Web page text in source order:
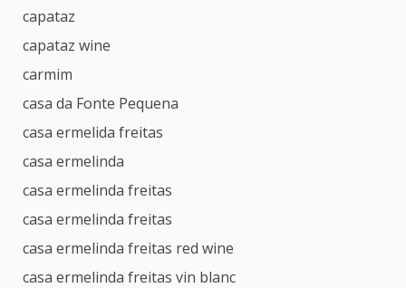
capataz
capataz wine
carmim
casa da Fonte Pequena
casa ermelida freitas
casa ermelinda
casa ermelinda freitas
casa ermelinda freitas
casa ermelinda freitas red wine
casa ermelinda freitas vin blanc